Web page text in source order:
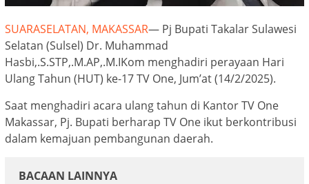
SUARASELATAN, MAKASSAR— Pj Bupati Takalar Sulawesi
Selatan (Sulsel) Dr. Muhammad
Hasbi,.S.STP,.M.AP,.M.IKom menghadiri perayaan Hari
Ulang Tahun (HUT) ke-17 TV One, Jum’at (14/2/2025).
Saat menghadiri acara ulang tahun di Kantor TV One
Makassar, Pj. Bupati berharap TV One ikut berkontribusi
dalam kemajuan pembangunan daerah.
BACAAN LAINNYA